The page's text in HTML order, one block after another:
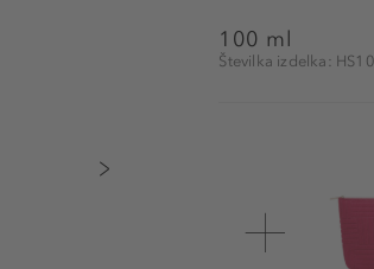
100 ml
Številka izdelka: